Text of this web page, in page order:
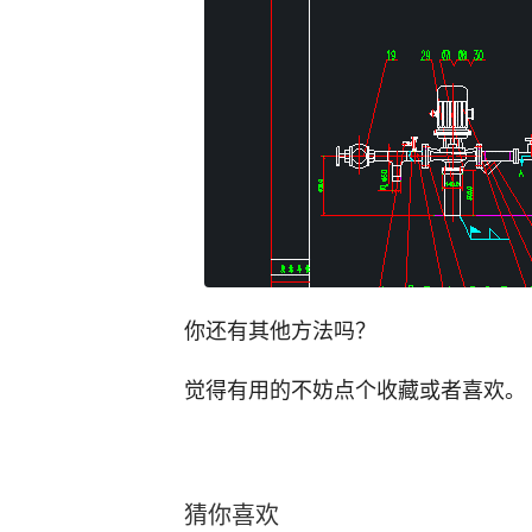
你还有其他方法吗？
觉得有用的不妨点个收藏或者喜欢。
猜你喜欢